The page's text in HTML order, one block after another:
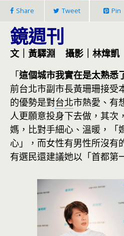
Share Tweet Pin
鏡週刊
文｜黃驛淵 攝影｜林煒凱
「這個城市我實在是太熟悉
前台北市副市長黃珊珊接受
的優勢是對台北市熱愛、有
人更願意投身下去做，其次
媽，比對手細心、溫暖，「
心」，而女性有男性所沒有
有選民還建議她以「首都第